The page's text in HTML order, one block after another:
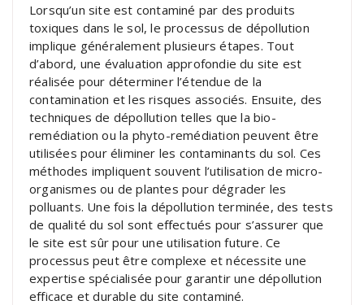
Lorsqu’un site est contaminé par des produits
toxiques dans le sol, le processus de dépollution
implique généralement plusieurs étapes. Tout
d’abord, une évaluation approfondie du site est
réalisée pour déterminer l’étendue de la
contamination et les risques associés. Ensuite, des
techniques de dépollution telles que la bio-
remédiation ou la phyto-remédiation peuvent être
utilisées pour éliminer les contaminants du sol. Ces
méthodes impliquent souvent l’utilisation de micro-
organismes ou de plantes pour dégrader les
polluants. Une fois la dépollution terminée, des tests
de qualité du sol sont effectués pour s’assurer que
le site est sûr pour une utilisation future. Ce
processus peut être complexe et nécessite une
expertise spécialisée pour garantir une dépollution
efficace et durable du site contaminé.